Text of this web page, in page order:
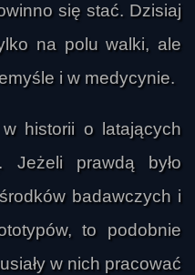
się stać. Dzisiaj
na polu walki, ale
i w medycynie.
historii o latających
Jeżeli prawdą było
badawczych i
to podobnie
w nich pracować